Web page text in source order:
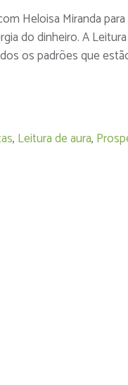
Heloisa Miranda
do dinheiro. A
os padrões que
, Leitura de aura,